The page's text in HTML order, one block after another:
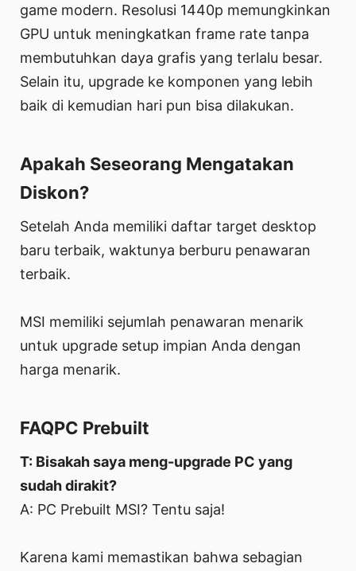
game modern. Resolusi 1440p memungkinkan
GPU untuk meningkatkan frame rate tanpa
membutuhkan daya grafis yang terlalu besar.
Selain itu, upgrade ke komponen yang lebih
baik di kemudian hari pun bisa dilakukan.
Apakah Seseorang Mengatakan
Diskon?
Setelah Anda memiliki daftar target desktop
baru terbaik, waktunya berburu penawaran
terbaik.
MSI memiliki sejumlah penawaran menarik
untuk upgrade setup impian Anda dengan
harga menarik.
FAQPC Prebuilt
T: Bisakah saya meng-upgrade PC yang
sudah dirakit?
A: PC Prebuilt MSI? Tentu saja!
Karena kami memastikan bahwa sebagian